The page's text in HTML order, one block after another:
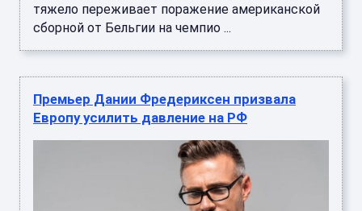
тяжело переживает поражение американской
сборной от Бельгии на чемпио ...
Премьер Дании Фредериксен призвала
Европу усилить давление на РФ